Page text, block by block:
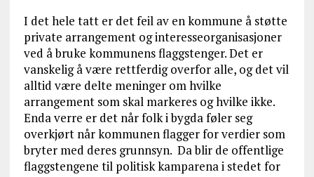
I det hele tatt er det feil av en kommune å støtte
private arrangement og interesseorganisasjoner
ved å bruke kommunens flaggstenger. Det er
vanskelig å være rettferdig overfor alle, og det vil
alltid være delte meninger om hvilke
arrangement som skal markeres og hvilke ikke.
Enda verre er det når folk i bygda føler seg
overkjørt når kommunen flagger for verdier som
bryter med deres grunnsyn. Da blir de offentlige
flaggstengene til politisk kamparena i stedet for